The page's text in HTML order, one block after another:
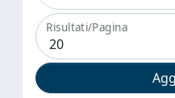
Risultati/Pagina